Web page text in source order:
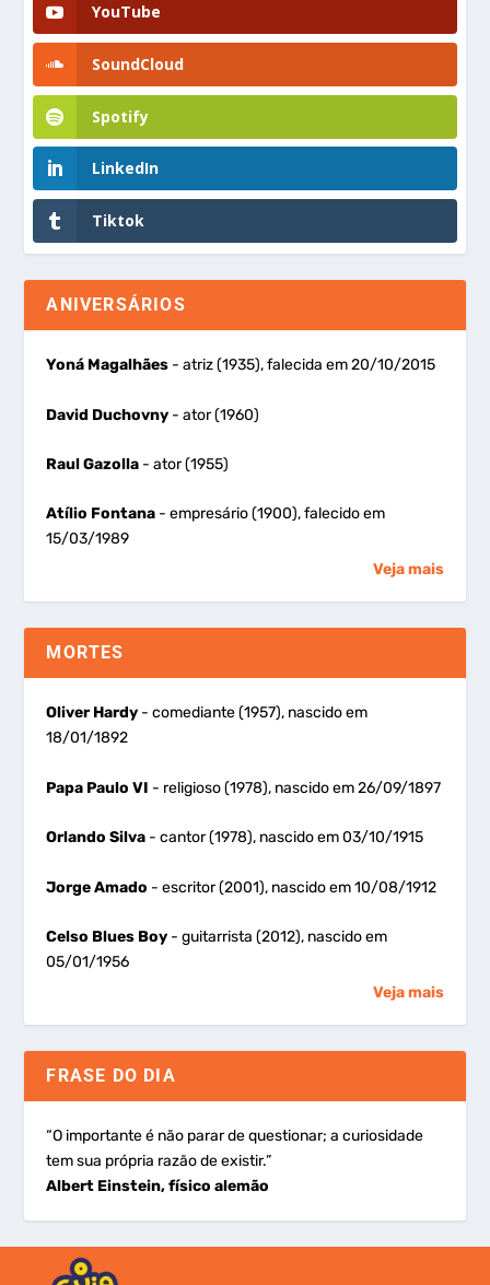
YouTube
SoundCloud
Spotify
LinkedIn
Tiktok
ANIVERSÁRIOS
Yoná Magalhães - atriz (1935), falecida em 20/10/2015
David Duchovny - ator (1960)
Raul Gazolla - ator (1955)
Atílio Fontana - empresário (1900), falecido em
15/03/1989
Veja mais
MORTES
Oliver Hardy - comediante (1957), nascido em
18/01/1892
Papa Paulo VI - religioso (1978), nascido em 26/09/1897
Orlando Silva - cantor (1978), nascido em 03/10/1915
Jorge Amado - escritor (2001), nascido em 10/08/1912
Celso Blues Boy - guitarrista (2012), nascido em
05/01/1956
Veja mais
FRASE DO DIA
“O importante é não parar de questionar; a curiosidade
tem sua própria razão de existir.”
Albert Einstein, físico alemão